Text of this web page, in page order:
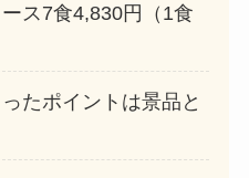
ス7食4,830円（1食
たポイントは景品と